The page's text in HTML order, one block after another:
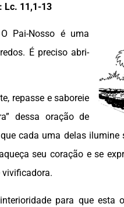
Lc. 11,1-13
O Pai-Nosso é uma
É preciso abri-
repasse e saboreie
dessa oração de
cada uma delas ilumine
seu coração e se
vivificadora.
para que esta